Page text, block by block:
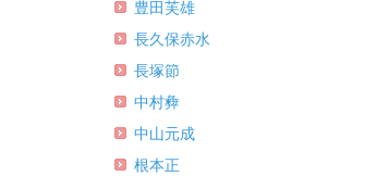
豊田芙雄
長久保赤水
長塚節
中村彜
中山元成
根本正